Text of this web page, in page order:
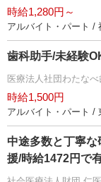
時給1,280円～
アルバイト・パート /
歯科助手/未経験
医療法人社団わたな
時給1,500円
アルバイト・パート /
中途多数と丁寧
援/時給1472円で